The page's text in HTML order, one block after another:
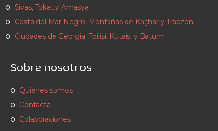
Sivas, Tokat y Amasya
Costa del Mar Negro, Montañas de Kaçhar y Trabzon
Ciudades de Georgia: Tbilisi, Kutaisi y Batumi
Sobre nosotros
Quiénes somos
Contacta
Colaboraciones